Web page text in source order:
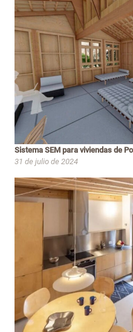
Sistema SEM para viviendas de
31 de julio de 2024